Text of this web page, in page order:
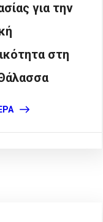
για την
στη